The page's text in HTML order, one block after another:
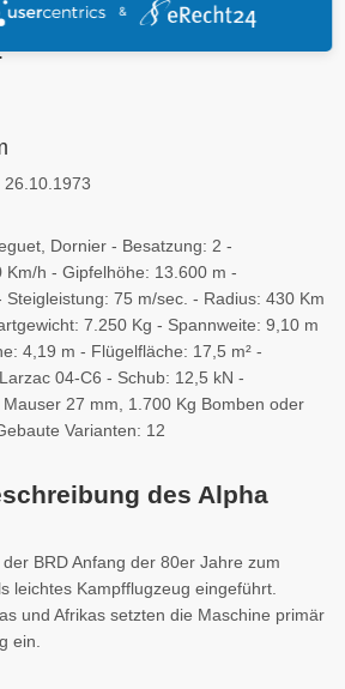
26.10.1973
Dornier - Besatzung: 2 -
Km/h - Gipfelhöhe: 13.600 m -
Steigleistung: 75 m/sec. - Radius: 430 Km
7.250 Kg - Spannweite: 9,10 m
4,19 m - Flügelfläche: 17,5 m² -
04-C6 - Schub: 12,5 kN -
27 mm, 1.700 Kg Bomben oder
Varianten: 12
des Alpha
BRD Anfang der 80er Jahre zum
leichtes Kampfflugzeug eingeführt.
und Afrikas setzten die Maschine primär
ein.
&